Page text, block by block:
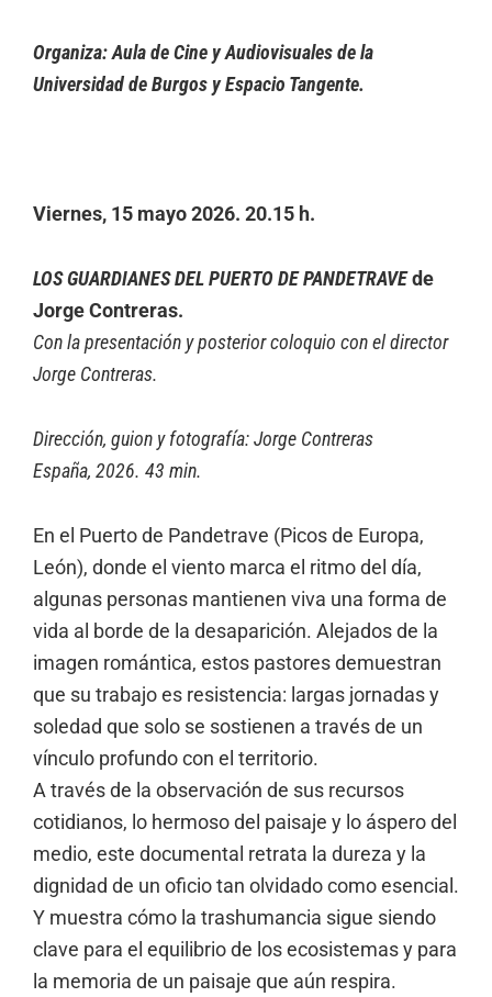
Organiza: Aula de Cine y Audiovisuales de la
Universidad de Burgos y Espacio Tangente.
Viernes, 15 mayo 2026. 20.15 h.
LOS GUARDIANES DEL PUERTO DE PANDETRAVEde
Jorge Contreras.
Con la presentación y posterior coloquio con el director
Jorge Contreras.
Dirección, guion y fotografía: Jorge Contreras
España, 2026. 43 min.
En el Puerto de Pandetrave (Picos de Europa,
León), donde el viento marca el ritmo del día,
algunas personas mantienen viva una forma de
vida al borde de la desaparición. Alejados de la
imagen romántica, estos pastores demuestran
que su trabajo es resistencia: largas jornadas y
soledad que solo se sostienen a través de un
vínculo profundo con el territorio.
A través de la observación de sus recursos
cotidianos, lo hermoso del paisaje y lo áspero del
medio, este documental retrata la dureza y la
dignidad de un oficio tan olvidado como esencial.
Y muestra cómo la trashumancia sigue siendo
clave para el equilibrio de los ecosistemas y para
la memoria de un paisaje que aún respira.